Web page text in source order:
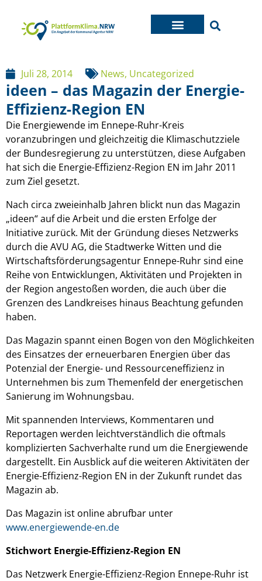
Juli 28, 2014 News, Uncategorized
ideen – das Magazin der Energie-
Effizienz-Region EN
Die Energiewende im Ennepe-Ruhr-Kreis
voranzubringen und gleichzeitig die Klimaschutzziele
der Bundesregierung zu unterstützen, diese Aufgaben
hat sich die Energie-Effizienz-Region EN im Jahr 2011
zum Ziel gesetzt.
Nach circa zweieinhalb Jahren blickt nun das Magazin
„ideen“ auf die Arbeit und die ersten Erfolge der
Initiative zurück. Mit der Gründung dieses Netzwerks
durch die AVU AG, die Stadtwerke Witten und die
Wirtschaftsförderungsagentur Ennepe-Ruhr sind eine
Reihe von Entwicklungen, Aktivitäten und Projekten in
der Region angestoßen worden, die auch über die
Grenzen des Landkreises hinaus Beachtung gefunden
haben.
Das Magazin spannt einen Bogen von den Möglichkeiten
des Einsatzes der erneuerbaren Energien über das
Potenzial der Energie- und Ressourceneffizienz in
Unternehmen bis zum Themenfeld der energetischen
Sanierung im Wohnungsbau.
Mit spannenden Interviews, Kommentaren und
Reportagen werden leichtverständlich die oftmals
komplizierten Sachverhalte rund um die Energiewende
dargestellt. Ein Ausblick auf die weiteren Aktivitäten der
Energie-Effizienz-Region EN in der Zukunft rundet das
Magazin ab.
Das Magazin ist online abrufbar unter
www.energiewende-en.de
Stichwort Energie-Effizienz-Region EN
Das Netzwerk Energie-Effizienz-Region Ennepe-Ruhr ist